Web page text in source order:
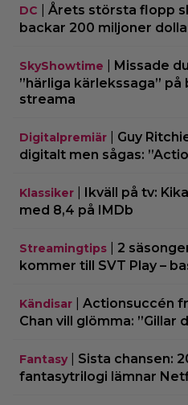
DC
Årets största flopp
backar 200 miljoner
SkyShowtime
Missade
”härliga kärlekssaga”
streama
Digitalpremiär
Guy
digitalt men sågas:
Klassiker
Ikväll på tv:
med 8,4 på IMDb
Streamingtips
2
kommer till SVT Play –
Kändisar
Actionsuccén
Chan vill glömma:
Fantasy| Sista chansen:
fantasytrilogi lämnar